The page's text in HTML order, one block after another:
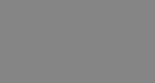
Hinweise